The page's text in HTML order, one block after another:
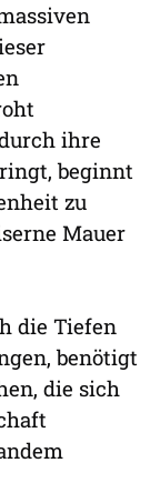
ihre
beginnt
zu
Mauer
die Tiefen
benötigt
die sich